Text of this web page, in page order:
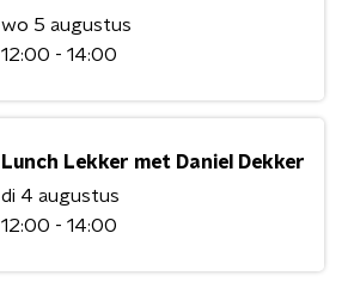
wo 5 augustus
12:00 - 14:00
Lunch Lekker met Daniel Dekker
di 4 augustus
12:00 - 14:00